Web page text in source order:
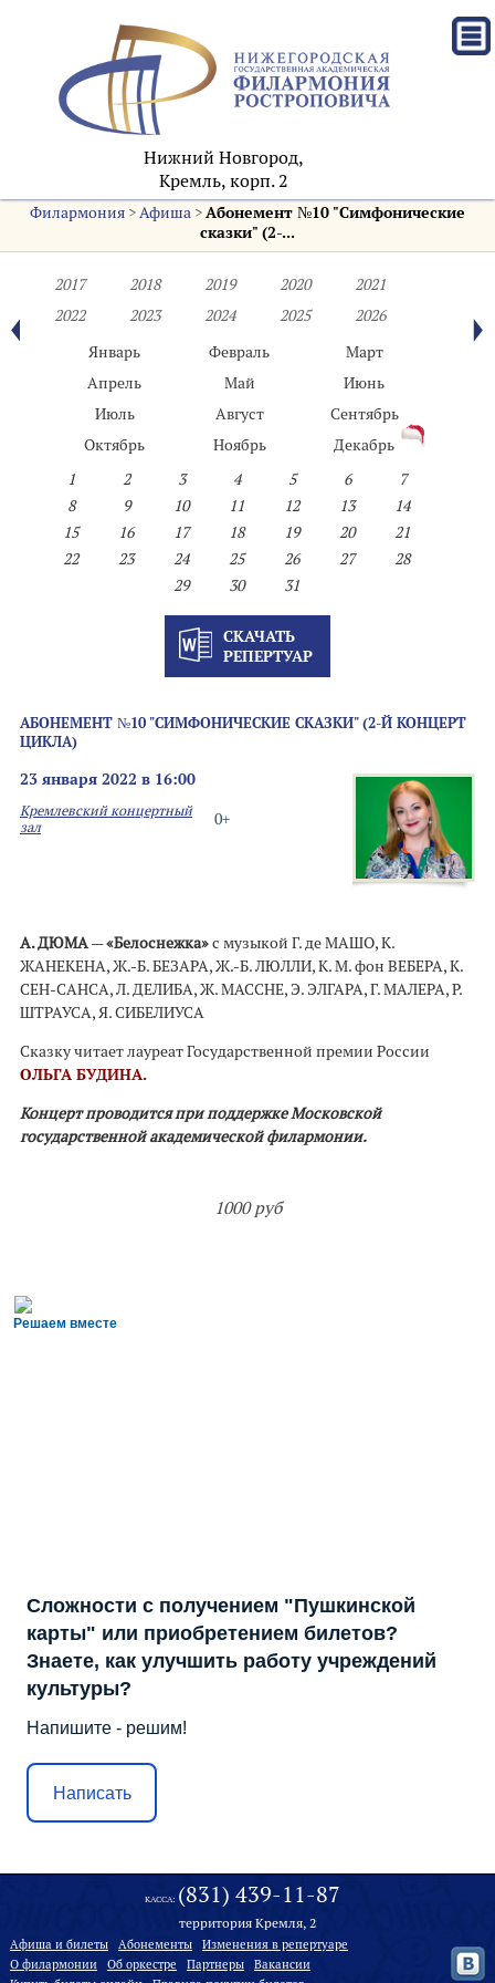
Нижний Новгород,
Кремль, корп. 2
Филармония>Афиша>Абонемент №10 "Симфонические
сказки" (2-...
2017 2018 2019 2020
2021
2022
2023 2024 2025
2026
Январь
Февраль
Март
Апрель
Май
Июнь
Июль
Август
Сентябрь
Октябрь
Ноябрь
Декабрь
1
2 3 4 5 6
7
8
9 10 11 12 13
14
15
16 17 18 19 20
21
22
23 24 25 26 27
28
29
30 31
СКАЧАТЬ
РЕПЕРТУАР
АБОНЕМЕНТ №10 "СИМФОНИЧЕСКИЕ СКАЗКИ" (2-Й КОНЦЕРТ
ЦИКЛА)
23 января 2022 в 16:00
0+
Кремлевский концертный
зал
А. ДЮМА—«Белоснежка»с музыкой Г. де МАШО, К.
ЖАНЕКЕНА, Ж.-Б. БЕЗАРА, Ж.-Б. ЛЮЛЛИ, К. М. фон ВЕБЕРА, К.
СЕН-САНСА, Л. ДЕЛИБА, Ж. МАССНЕ, Э. ЭЛГАРА, Г. МАЛЕРА, Р.
ШТРАУСА, Я. СИБЕЛИУСА
Сказку читает лауреат Государственной премии России
ОЛЬГА БУДИНА.
Концерт проводится при поддержке Московской
государственной академической филармонии.
1000 руб
Решаем вместе
Сложности с получением "Пушкинской
карты" или приобретением билетов?
Знаете, как улучшить работу учреждений
культуры?
Напишите - решим!
Написать
КАССА: (831) 439-11-87
территория Кремля, 2
Афиша и билеты Абонементы
Изменения в репертуаре
О филармонии
Oб оркестре Партнеры
Вакансии